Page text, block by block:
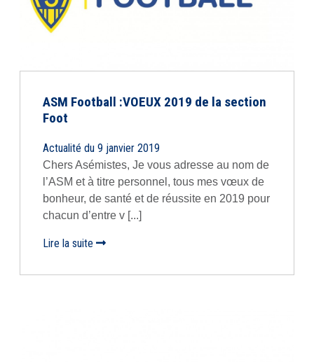
ASM Football :VOEUX 2019 de la section
Foot
Actualité du 9 janvier 2019
Chers Asémistes, Je vous adresse au nom de
l’ASM et à titre personnel, tous mes vœux de
bonheur, de santé et de réussite en 2019 pour
chacun d’entre v [...]
Lire la suite